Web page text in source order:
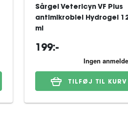
Sårgel Vetericyn VF Plus
antimikrobiel Hydrogel
ml
199:-
TILFØJ TIL KURV